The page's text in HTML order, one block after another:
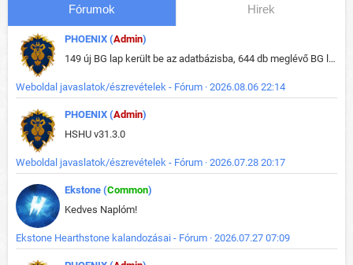
Fórumok Hirek
PHOENIX (Admin)
149 új BG lap került be az adatbázisba, 644 db meglévő BG lap módosult, bekerültek az új képek a megváltozott lapokhoz is.
Weboldal javaslatok/észrevételek - Fórum · 2026.08.06 22:14
PHOENIX (Admin)
HSHU v31.3.0
Weboldal javaslatok/észrevételek - Fórum · 2026.07.28 20:17
Ekstone (Common)
Kedves Naplóm!
Ekstone Hearthstone kalandozásai - Fórum · 2026.07.27 07:09